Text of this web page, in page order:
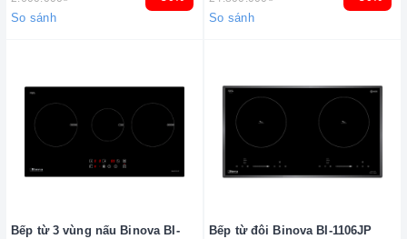
So sánh So sánh
Bếp từ 3 vùng nấu Binova BI-
Bếp từ đôi Binova BI-1106JP